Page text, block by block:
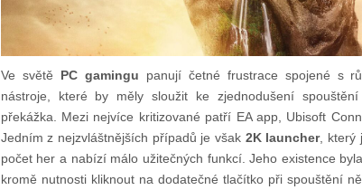
Ve světě PC gamingu panují četné frustrace spojené s
nástroje, které by měly sloužit ke zjednodušení
překážka. Mezi nejvíce kritizované patří EA app, Ubisoft
Jedním z nejzvláštnějších případů je však 2K launcher, který
počet her a nabízí málo užitečných funkcí. Jeho existence
kromě nutnosti kliknout na dodatečné tlačítko při spouštění